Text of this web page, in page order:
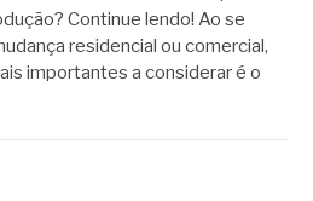
Continue lendo! Ao se
residencial ou comercial,
importantes a considerar é o